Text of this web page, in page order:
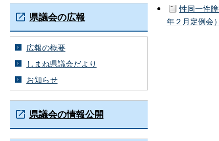
性同一性
年２月定例会
県議会の広報
広報の概要
しまね県議会だより
お知らせ
県議会の情報公開